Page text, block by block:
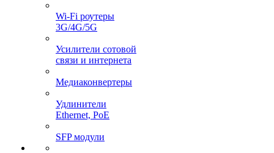
Wi-Fi роутеры
3G/4G/5G
Усилители сотовой
связи и интернета
Медиаконвертеры
Удлинители
Ethernet, PoE
SFP модули